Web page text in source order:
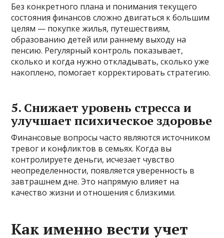
Без конкретного плана и понимания текущего
состояния финансов сложно двигаться к большим
целям — покупке жилья, путешествиям,
образованию детей или раннему выходу на
пенсию. Регулярный контроль показывает,
сколько и когда нужно откладывать, сколько уже
накоплено, помогает корректировать стратегию.
5. Снижает уровень стресса и
улучшает психическое здоровье
Финансовые вопросы часто являются источником
тревог и конфликтов в семьях. Когда вы
контролируете деньги, исчезает чувство
неопределенности, появляется уверенность в
завтрашнем дне. Это напрямую влияет на
качество жизни и отношения с близкими.
Как именно вести учет